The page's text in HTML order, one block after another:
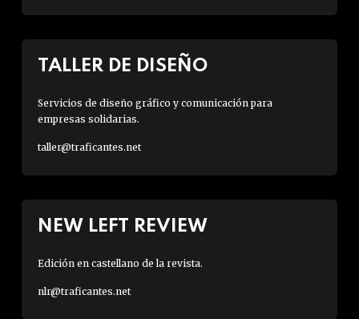
TALLER DE DISEÑO
Servicios de diseño gráfico y comunicación para
empresas solidarias.
taller@traficantes.net
NEW LEFT REVIEW
Edición en castellano de la revista.
nlr@traficantes.net